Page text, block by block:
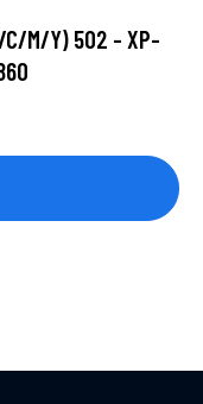
C/M/Y) 502 - XP-